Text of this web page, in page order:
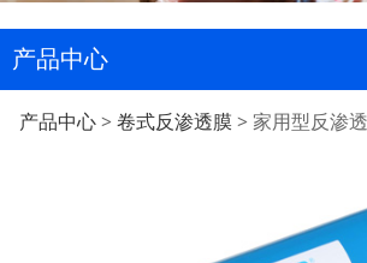
产品中心
家用型反渗透膜
产品中心> 卷式反渗透膜> 家用型反渗